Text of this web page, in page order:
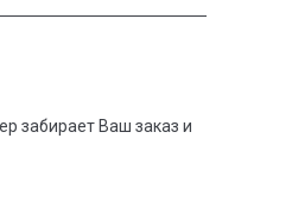
забирает Ваш заказ и